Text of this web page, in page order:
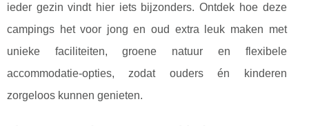
ieder gezin vindt hier iets bijzonders. Ontdek hoe deze
campings het voor jong en oud extra leuk maken met
unieke faciliteiten, groene natuur en flexibele
accommodatie-opties, zodat ouders én kinderen
zorgeloos kunnen genieten.